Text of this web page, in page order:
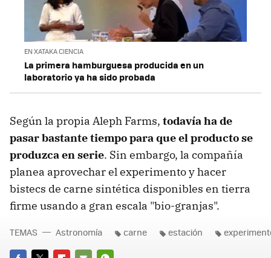
EN XATAKA CIENCIA
La primera hamburguesa producida en un
laboratorio ya ha sido probada
Según la propia Aleph Farms, todavía ha de
pasar bastante tiempo para que el producto se
produzca en serie. Sin embargo, la compañía
planea aprovechar el experimento y hacer
bistecs de carne sintética disponibles en tierra
firme usando a gran escala "bio-granjas".
TEMAS Astronomía carne estación